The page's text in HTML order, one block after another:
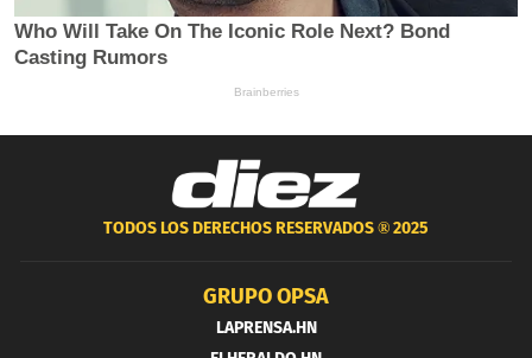
TODOS LOS DERECHOS RESERVADOS ®2025
GRUPO OPSA
LAPRENSA.HN